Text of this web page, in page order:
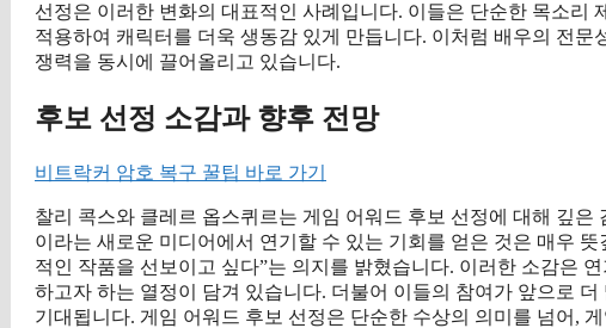
선정은 이러한 변화의 대표적인 사례입니다. 이들은 단순한 목소리
적용하여 캐릭터를 더욱 생동감 있게 만듭니다. 이처럼 배우의 전
쟁력을 동시에 끌어올리고 있습니다.
후보 선정 소감과 향후 전망
비트락커 암호 복구 꿀팁 바로 가기
찰리 콕스와 클레르 옵스퀴르는 게임 어워드 후보 선정에 대해 깊은
이라는 새로운 미디어에서 연기할 수 있는 기회를 얻은 것은 매우
적인 작품을 선보이고 싶다”는 의지를 밝혔습니다. 이러한 소감은
하고자 하는 열정이 담겨 있습니다. 더불어 이들의 참여가 앞으로
기대됩니다. 게임 어워드 후보 선정은 단순한 수상의 의미를 넘어,